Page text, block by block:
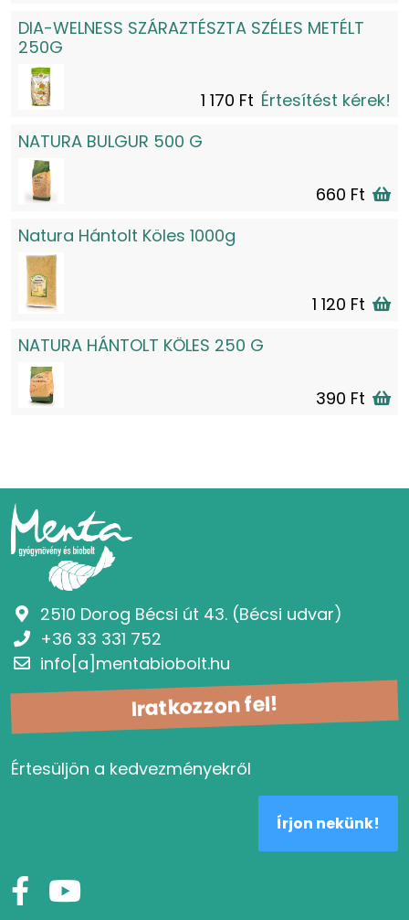
DIA-WELNESS SZÁRAZTÉSZTA SZÉLES METÉLT
250G
1 170 Ft Értesítést kérek!
NATURA BULGUR 500 G
660 Ft
Natura Hántolt Köles 1000g
1 120 Ft
NATURA HÁNTOLT KÖLES 250 G
390 Ft
Iratkozzon fel!
Értesüljön a kedvezményekről
Írjon nekünk!
2510 Dorog Bécsi út 43. (Bécsi udvar)
+36 33 331 752
info[a]mentabiobolt.hu